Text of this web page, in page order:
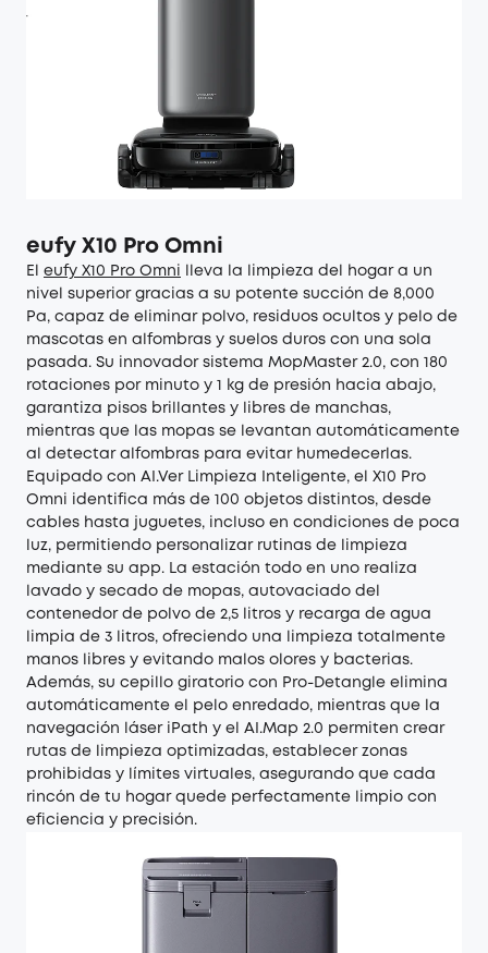
eufy X10 Pro Omni
El eufy X10 Pro Omni lleva la limpieza del hogar a un
nivel superior gracias a su potente succión de 8,000
Pa, capaz de eliminar polvo, residuos ocultos y pelo de
mascotas en alfombras y suelos duros con una sola
pasada. Su innovador sistema MopMaster 2.0, con 180
rotaciones por minuto y 1 kg de presión hacia abajo,
garantiza pisos brillantes y libres de manchas,
mientras que las mopas se levantan automáticamente
al detectar alfombras para evitar humedecerlas.
Equipado con AI.Ver Limpieza Inteligente, el X10 Pro
Omni identifica más de 100 objetos distintos, desde
cables hasta juguetes, incluso en condiciones de poca
luz, permitiendo personalizar rutinas de limpieza
mediante su app. La estación todo en uno realiza
lavado y secado de mopas, autovaciado del
contenedor de polvo de 2,5 litros y recarga de agua
limpia de 3 litros, ofreciendo una limpieza totalmente
manos libres y evitando malos olores y bacterias.
Además, su cepillo giratorio con Pro-Detangle elimina
automáticamente el pelo enredado, mientras que la
navegación láser iPath y el AI.Map 2.0 permiten crear
rutas de limpieza optimizadas, establecer zonas
prohibidas y límites virtuales, asegurando que cada
rincón de tu hogar quede perfectamente limpio con
eficiencia y precisión.